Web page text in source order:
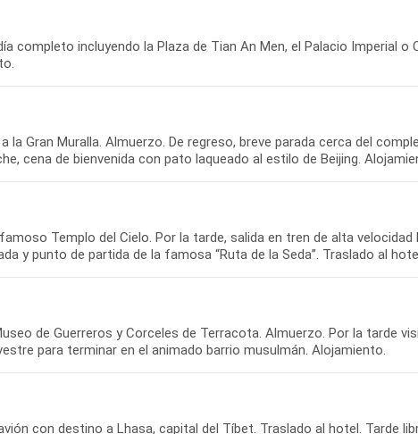
completo incluyendo la Plaza de Tian An Men, el Palacio Imperial o
a la Gran Muralla. Almuerzo. De regreso, breve parada cerca del
Templo del Cielo. Por la tarde, salida en tren de alta velocidad
de Guerreros y Corceles de Terracota. Almuerzo. Por la tarde